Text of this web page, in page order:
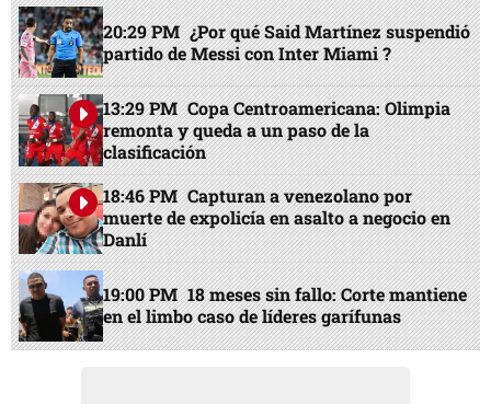
20:29 PM ¿Por qué Said Martínez suspendió
partido de Messi con Inter Miami ?
13:29 PM Copa Centroamericana: Olimpia
remonta y queda a un paso de la
clasificación
18:46 PM Capturan a venezolano por
muerte de expolicía en asalto a negocio en
Danlí
19:00 PM 18 meses sin fallo: Corte mantiene
en el limbo caso de líderes garífunas